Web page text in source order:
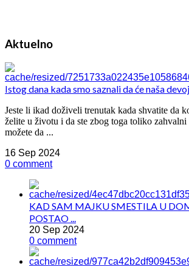
Aktuelno
Istog dana kada smo saznali da će naša
Jeste li ikad doživeli trenutak kada shvatite da
želite u životu i da ste zbog toga toliko zahvalni
možete da ...
16 Sep 2024
0 comment
KAD SAM MAJKU SMESTILA U
POSTAO ...
20 Sep 2024
0 comment